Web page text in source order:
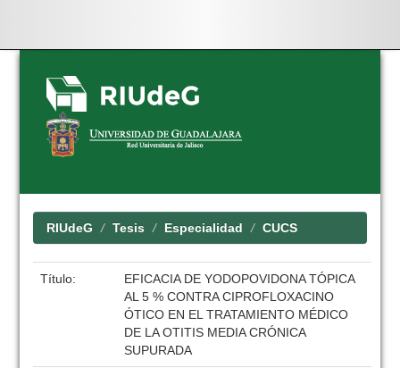
Skip
navigation
RIUdeG Tesis Especialidad CUCS
Título:
EFICACIA DE YODOPOVIDONA TÓPICA
AL 5 % CONTRA CIPROFLOXACINO
ÓTICO EN EL TRATAMIENTO MÉDICO
DE LA OTITIS MEDIA CRÓNICA
SUPURADA